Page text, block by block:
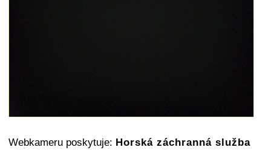
Webkameru poskytuje: Horská záchranná služba